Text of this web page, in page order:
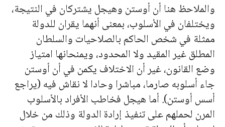
والملاحظ هنا أن أوستن وهيجل يشتركان في النتيجة،
ويختلفان في الأسلوب، بمعنى أنهما يقران للدولة
ممثلة في شخص الحاكم بالصلاحيات والسلطان
المطلق غير المقيد ولا المحدود، ويمنحانها امتياز
وضع القانون، غير أن الاختلاف يكمن في أن أوستن
جاء أسلوبه صارما، مباشرا وحادا لا نقاش فيه (يراجع
أسس أوستن). أما هيجل فخاطب الأفراد بالأسلوب
المرن لحملهم على تنفيذ إرادة الدولة وذلك من خلال